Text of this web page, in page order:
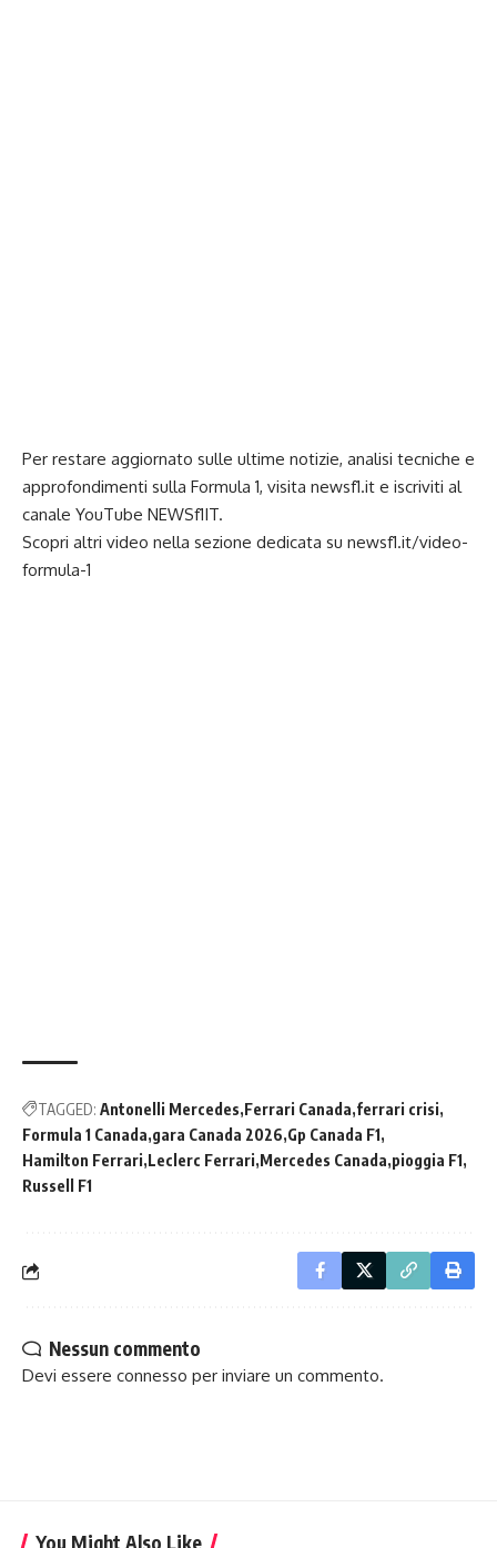
Per restare aggiornato sulle ultime notizie, analisi tecniche e
approfondimenti sulla Formula 1, visita newsf1.it e iscriviti al
canale YouTube NEWSf1IT.
Scopri altri video nella sezione dedicata su newsf1.it/video-
formula-1
TAGGED: Antonelli Mercedes Ferrari Canada ferrari crisi
Formula 1 Canada gara Canada 2026 Gp Canada F1
Hamilton Ferrari Leclerc Ferrari Mercedes Canada pioggia F1
Russell F1
Nessun commento
Devi essere connesso per inviare un commento.
You Might Also Like